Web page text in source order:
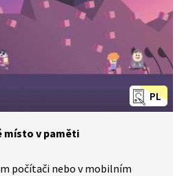
PL
místo v paměti
počítači nebo v mobilním